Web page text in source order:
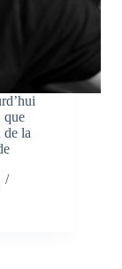
que
de la